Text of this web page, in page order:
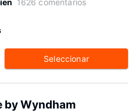
1626 comentarios
Seleccionar
by Wyndham